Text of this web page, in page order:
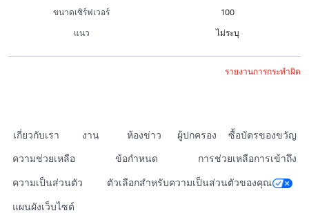
ขนาดเซิร์ฟเวอร์
100
แนว
ไม่ระบุ
รายงานการกระทำผิด
เกี่ยวกับเรา งาน ห้องข่าว ผู้ปกครอง
ซื้อบัตรของขวัญ
ความช่วยเหลือ
ข้อกำหนด
การช่วยเหลือการเข้าถึง
ความเป็นส่วนตัว
ตัวเลือกสำหรับความเป็นส่วนตัวของคุณ
แผนผังเว็บไซต์